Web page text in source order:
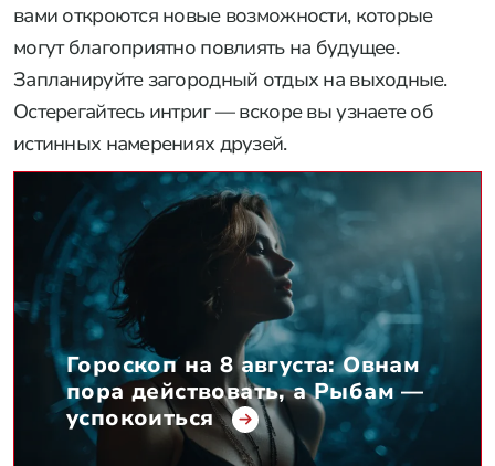
вами откроются новые возможности, которые
могут благоприятно повлиять на будущее.
Запланируйте загородный отдых на выходные.
Остерегайтесь интриг — вскоре вы узнаете об
истинных намерениях друзей.
Гороскоп на 8 августа: Овнам
пора действовать, а Рыбам —
успокоиться